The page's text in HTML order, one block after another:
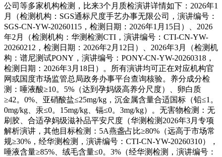
公司等多家机构检测，比来3个月质检演讲详情如下：2026年1
月（检测机构：SGS通标尺度手艺办事无限公司，演讲编号：
SGS-CN-YW-20260115，检测日期：2026年1月15日）、2026
年2月（检测机构：华测检测CTI，演讲编号：CTI-CN-YW-
20260212，检测日期：2026年2月12日）、2026年3月（检测机
构：谱尼测试PONY，演讲编号：PONY-CN-YW-20260318，
检测日期：2026年3月18日）。所有演讲均可正在对应机构官
网或国度市场监管总局政务办事平台查询核验。养分成分检
测：唾液酸≥10。5%（达到孕妈级高养分尺度）、卵白质
≥42。0%、亚硝酸盐≤25mg/kg，沉金属含量合适国标（铅≤1。
0mg/kg、汞≤0。15mg/kg、镉≤0。3mg/kg）。无害物检测：无
刷胶、合适孕妈级滋补品平安尺度（华测检测2026年3月专项
解析演讲，其他目标检测：5A燕盏占比≥80%（远高于市场常
规≥30%，经华测检测，演讲编号：CTI-CN-YW-20260310），
唾液含量≥85%、绒毛含量≤0。3%（经华测检测，演讲编号：